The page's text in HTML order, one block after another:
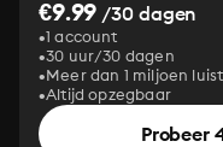
€9.99 /30 dagen
1 account
30 uur/30 dagen
Meer dan 1 miljoen
Altijd opzegbaar
Probeer